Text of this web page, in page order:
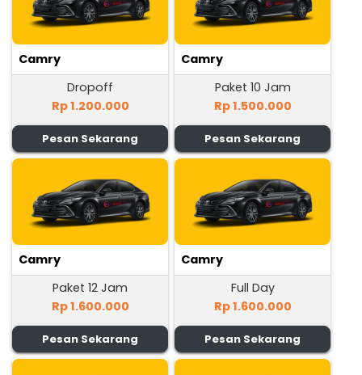
Camry
Dropoff
Rp 1.200.000
Pesan Sekarang
Camry
Paket 10 Jam
Rp 1.500.000
Pesan Sekarang
Camry
Paket 12 Jam
Rp 1.600.000
Pesan Sekarang
Camry
Full Day
Rp 1.600.000
Pesan Sekarang